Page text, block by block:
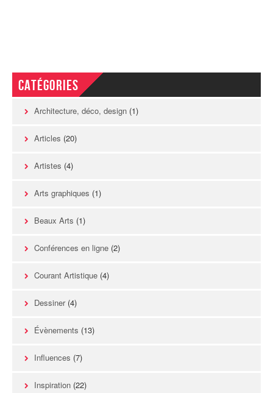
Catégories
Architecture, déco, design (1)
Articles (20)
Artistes (4)
Arts graphiques (1)
Beaux Arts (1)
Conférences en ligne (2)
Courant Artistique (4)
Dessiner(4)
Évènements (13)
Influences (7)
Inspiration (22)